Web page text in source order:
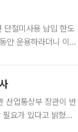
단절미사용 납입 한도
안 운용하라더니 이제
산업통상부 장관이 반
요가 있다고 밝혔다.